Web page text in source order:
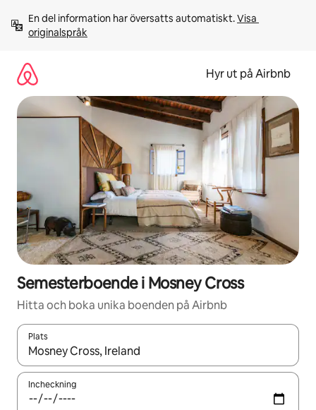
innehåll
En del information har översatts automatiskt. Visa
originalspråk
Hyr ut på Airbnb
Semesterboende i Mosney Cross
Hitta och boka unika boenden på Airbnb
Plats
När resultaten är tillgängliga kan du navigera med upp- och
Incheckning